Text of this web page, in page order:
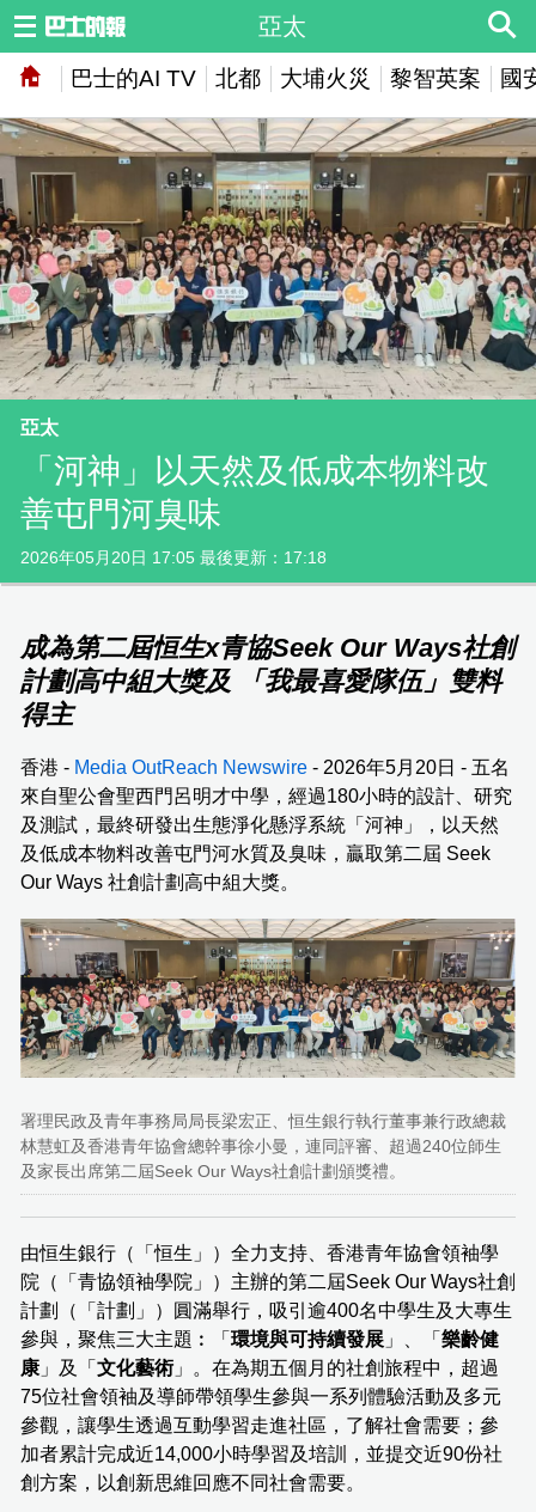
巴士的AI TV 北都 大埔火災 黎智英案 國
亞太
亞太
「河神」以天然及低成本物料改
善屯門河臭味
2026年05月20日 17:05 最後更新：17:18
成為第二屆恒生x青協Seek Our Ways社創
計劃高中組大獎及 「我最喜愛隊伍」雙料
得主
香港 - Media OutReach Newswire - 2026年5月20日 - 五名
來自聖公會聖西門呂明才中學，經過180小時的設計、研究
及測試，最終研發出生態淨化懸浮系統「河神」，以天然
及低成本物料改善屯門河水質及臭味，贏取第二屆 Seek
Our Ways 社創計劃高中組大獎。
署理民政及青年事務局局長梁宏正、恒生銀行執行董事兼行政總裁
林慧虹及香港青年協會總幹事徐小曼，連同評審、超過240位師生
及家長出席第二屆Seek Our Ways社創計劃頒獎禮。
由恒生銀行（「恒生」）全力支持、香港青年協會領袖學
院（「青協領袖學院」）主辦的第二屆Seek Our Ways社創
計劃（「計劃」）圓滿舉行，吸引逾400名中學生及大專生
參與，聚焦三大主題︰「 環境與可持續發展 」、「 樂齡健
康」及「 文化藝術」。在為期五個月的社創旅程中，超過
75位社會領袖及導師帶領學生參與一系列體驗活動及多元
參觀，讓學生透過互動學習走進社區，了解社會需要；參
加者累計完成近14,000小時學習及培訓，並提交近90份社
創方案，以創新思維回應不同社會需要。